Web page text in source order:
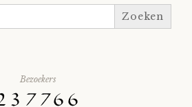
Bezoekers